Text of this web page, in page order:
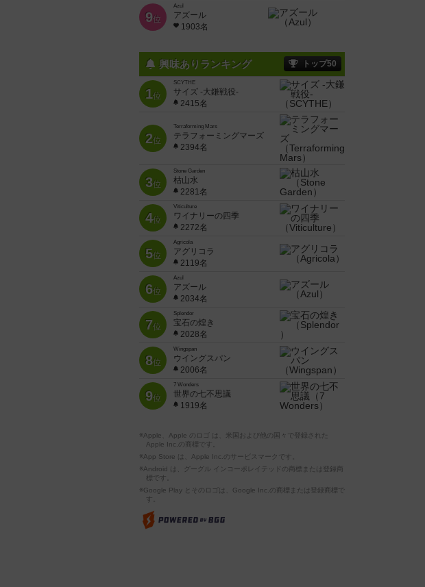
9位
Azul
アズール
1903名
興味ありランキング トップ50
1位
SCYTHE
サイズ -大鎌戦役-
2415名
2位
Terraforming Mars
テラフォーミングマーズ
2394名
3位
Stone Garden
枯山水
2281名
4位
Viticulture
ワイナリーの四季
2272名
5位
Agricola
アグリコラ
2119名
6位
Azul
アズール
2034名
7位
Splendor
宝石の煌き
2028名
8位
Wingspan
ウイングスパン
2006名
9位
7 Wonders
世界の七不思議
1919名
※Apple、Apple のロゴ は、米国および他の国々で登録された
Apple Inc.の商標です。
※App Store は、Apple Inc.のサービスマークです。
※Android は、グーグル インコーポレイテッドの商標または登録商
標です。
※Google Play とそのロゴは、Google Inc.の商標または登録商標で
す。